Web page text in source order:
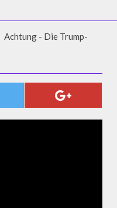
Achtung - Die Trump-
FALLE!